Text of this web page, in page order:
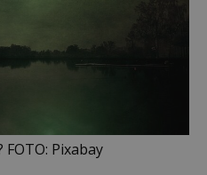
FOTO: Pixabay